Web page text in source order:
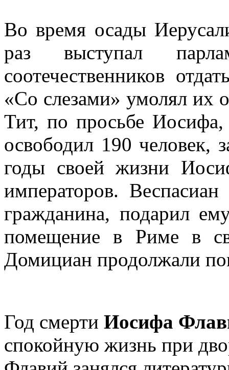
Во время осады
раз выступал
соотечественников
«Со слезами» умолял их
Тит, по просьбе
освободил 190 человек,
годы своей жизни
императоров.
гражданина, подарил
помещение в Риме в
Домициан продолжали
Год смерти Иосифа
спокойную жизнь при